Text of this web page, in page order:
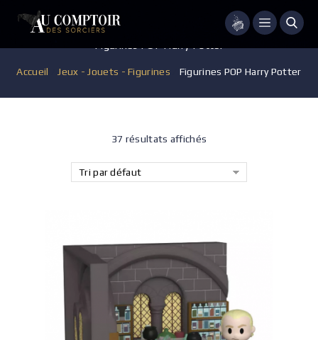
Menu
Accueil Jeux - Jouets - Figurines Figurines POP Harry Potter
37 résultats affichés
Tri par défaut